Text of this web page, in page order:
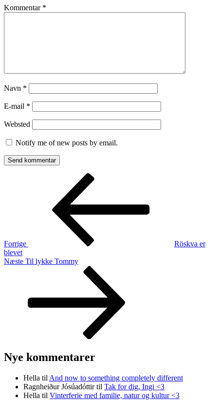
Kommentar *
Navn *
E-mail *
Websted
Notify me of new posts by email.
Indlægsnavigation
Forrige
Röskva er
blevet
Næste
Næste Til lykke Tommy
Nye kommentarer
Hella til And now to something completely different
Ragnheiður Jósúadóttirtil Tak for dig, Ingi <3
Hella til Vinterferie med familie, natur og kultur <3